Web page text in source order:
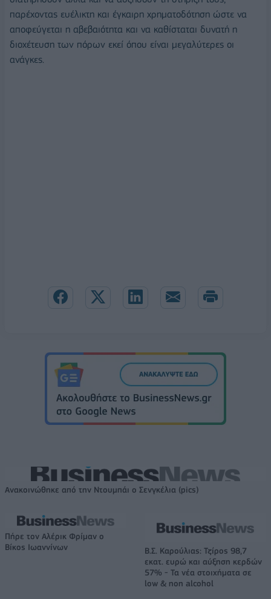
παρέχοντας ευέλικτη και έγκαιρη χρηματοδότηση ώστε να
αποφεύγεται η αβεβαιότητα και να καθίσταται δυνατή η
διοχέτευση των πόρων εκεί όπου είναι μεγαλύτερες οι
ανάγκες.
Ανακοινώθηκε από την Ντουμπάι ο Σενγκέλια (pics)
Πήρε τον Αλέρικ Φρίμαν ο
Βίκος Ιωαννίνων
Β.Σ. Καρούλιας: Τζίρος 98,7
εκατ. ευρώ και αύξηση κερδών
57% - Τα νέα στοιχήματα σε
low & non alcohol